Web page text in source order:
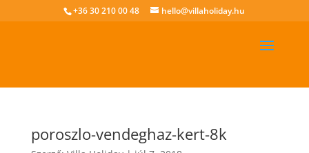
+36 30 210 00 48 hello@villaholiday.hu
poroszlo-vendeghaz-kert-8k